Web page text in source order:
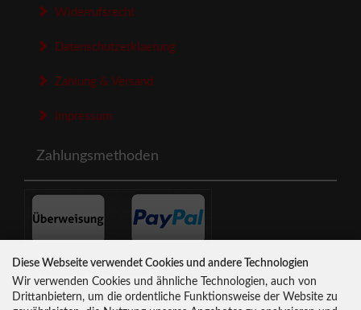
Widerrufsrecht
Datenschutzerklaerung
Zahlung & Versand
Impressum
Zahlungsmethoden
Newsletter-Anmeldung
Diese Webseite verwendet Cookies und andere Technologien
Wir verwenden Cookies und ähnliche Technologien, auch von
Drittanbietern, um die ordentliche Funktionsweise der Website zu